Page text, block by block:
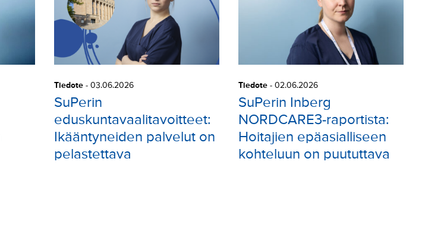
Tiedote - 03.06.2026
SuPerin
eduskuntavaalitavoitteet:
Ikääntyneiden palvelut on
pelastettava
Tiedote - 02.06.2026
SuPerin Inberg
NORDCARE3-raportista:
Hoitajien epäasialliseen
kohteluun on puututtava